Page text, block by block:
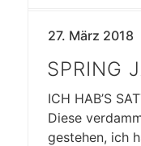
27. März 2018
SPRING
ICH HAB’S
Diese
gestehen, ich